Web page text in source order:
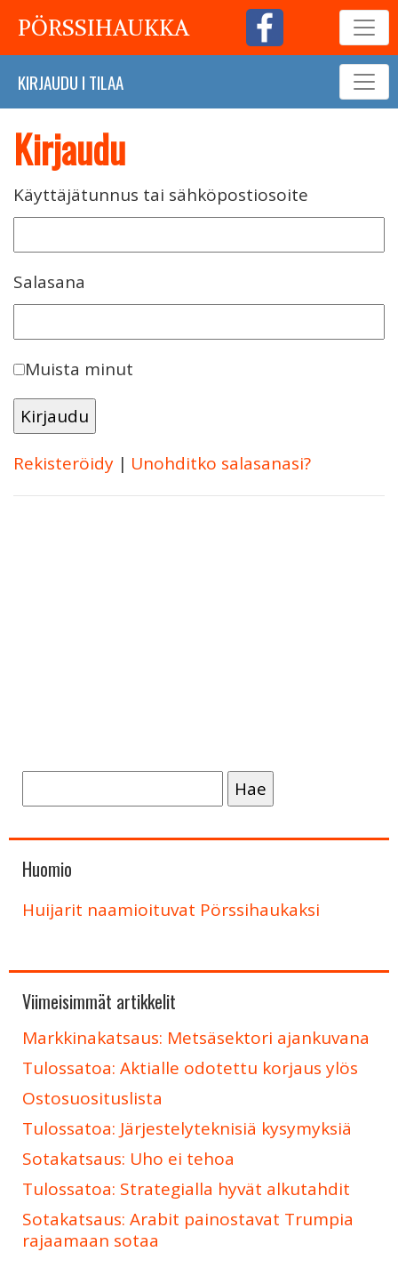
PÖRSSIHAUKKA
KIRJAUDU I TILAA
Kirjaudu
Käyttäjätunnus tai sähköpostiosoite
Salasana
Muista minut
Rekisteröidy | Unohditko salasanasi?
Huomio
Huijarit naamioituvat Pörssihaukaksi
Viimeisimmät artikkelit
Markkinakatsaus: Metsäsektori ajankuvana
Tulossatoa: Aktialle odotettu korjaus ylös
Ostosuosituslista
Tulossatoa: Järjestelyteknisiä kysymyksiä
Sotakatsaus: Uho ei tehoa
Tulossatoa: Strategialla hyvät alkutahdit
Sotakatsaus: Arabit painostavat Trumpia
rajaamaan sotaa